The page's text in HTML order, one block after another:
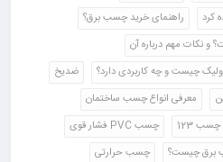
کرد
راهنمای خرید چسب برق؟
و نکات مهم درباره آن
چیست و چه کاربردی دارد؟
ضدیخ
معرفی انواع چسب ساختمان
چسب 123
چسب PVC فشار قوی
چیست؟
چسب حرارتی